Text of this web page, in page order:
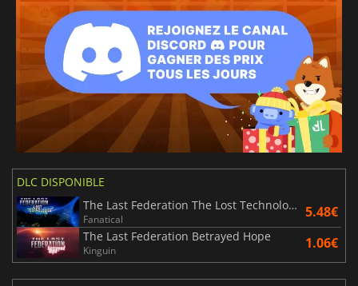
DLC DISPONIBLE
The Last Federation The Lost Technologies
Fanatical 5.48€
The Last Federation Betrayed Hope
Kinguin 1.06€